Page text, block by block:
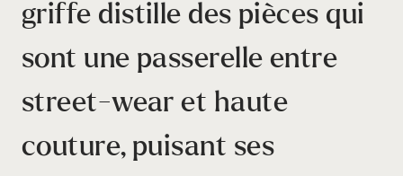
griffe distille des pièces qui
sont une passerelle entre
street-wear et haute
couture, puisant ses